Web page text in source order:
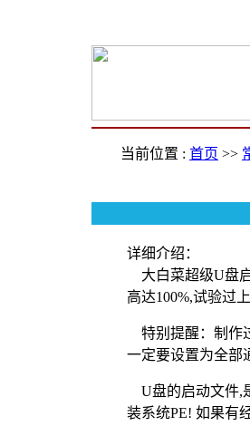
当前位置 : 首页 >>
详细介绍：
大白菜超级U盘
高达100%,试验过
特别提醒：制作
一定要设置为全部
U盘的启动文件,
装系统PE! 如果有